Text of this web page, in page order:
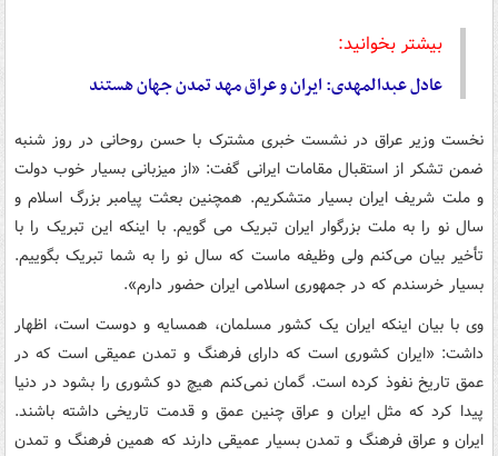
بیشتر بخوانید:
عادل عبدالمهدی: ایران و عراق مهد تمدن جهان هستند
نخست وزیر عراق در نشست خبری مشترک با حسن روحانی در روز شنبه
ضمن تشکر از استقبال مقامات ایرانی گفت: «از میزبانی بسیار خوب دولت
و ملت شریف ایران بسیار متشکریم. همچنین بعثت پیامبر بزرگ اسلام و
سال نو را به ملت بزرگوار ایران تبریک می گویم. با اینکه این تبریک را با
تأخیر بیان می‌کنم ولی وظیفه ماست که سال نو را به شما تبریک بگوییم.
بسیار خرسندم که در جمهوری اسلامی ایران حضور دارم».
وی با بیان اینکه ایران یک کشور مسلمان، همسایه و دوست است، اظهار
داشت: «ایران کشوری است که دارای فرهنگ و تمدن عمیقی است که در
عمق تاریخ نفوذ کرده است. گمان نمی‌کنم هیچ دو کشوری را بشود در دنیا
پیدا کرد که مثل ایران و عراق چنین عمق و قدمت تاریخی داشته باشند.
ایران و عراق فرهنگ و تمدن بسیار عمیقی دارند که همین فرهنگ و تمدن